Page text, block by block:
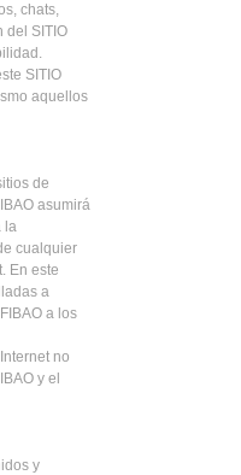
chats,
del SITIO
SITIO
aquellos
de
asumirá
la
cualquier
En este
a
a los
no
y el
y